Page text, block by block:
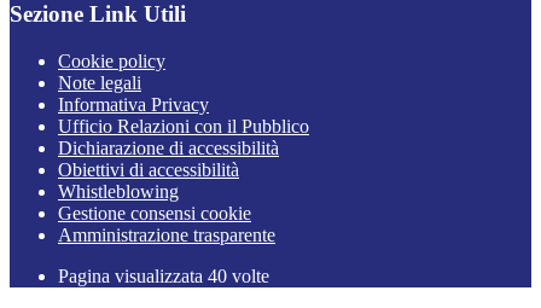
Sezione Link Utili
Cookie policy
Note legali
Informativa Privacy
Ufficio Relazioni con il Pubblico
Dichiarazione di accessibilità
Obiettivi di accessibilità
Whistleblowing
Gestione consensi cookie
Amministrazione trasparente
Pagina visualizzata 40 volte